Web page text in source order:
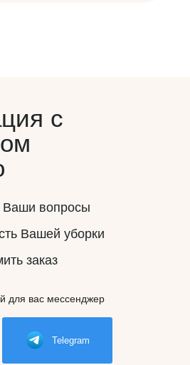
с
Ваши вопросы
Вашей уборки
заказ
для вас мессенджер
Telegram